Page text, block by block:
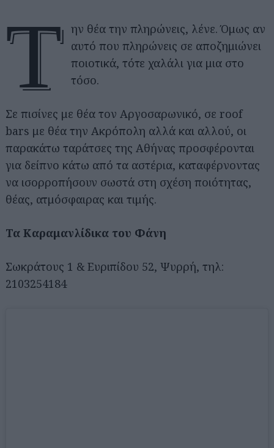
Τ
ην θέα την πληρώνεις, λένε. Όμως αν
αυτό που πληρώνεις σε αποζημιώνει
ποιοτικά, τότε χαλάλι για μια στο
τόσο.
Σε πισίνες με θέα τον Αργοσαρωνικό, σε roof
bars με θέα την Ακρόπολη αλλά και αλλού, οι
παρακάτω ταράτσες της Αθήνας προσφέρονται
για δείπνο κάτω από τα αστέρια, καταφέρνοντας
να ισορροπήσουν σωστά στη σχέση ποιότητας,
θέας, ατμόσφαιρας και τιμής.
Τα Καραμανλίδικα του Φάνη
Σωκράτους 1 & Ευριπίδου 52, Ψυρρή, τηλ:
2103254184